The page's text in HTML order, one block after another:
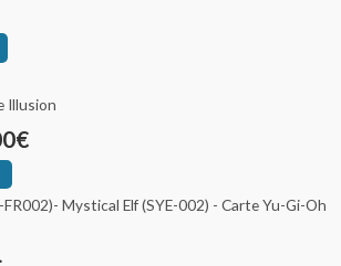
Illusion
€